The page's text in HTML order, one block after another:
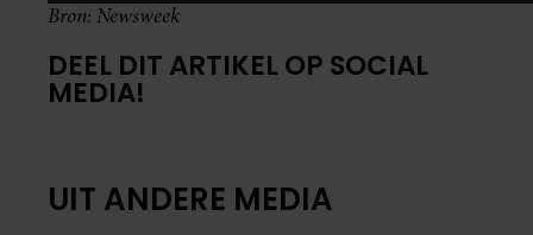
Bron: Newsweek
DEEL DIT ARTIKEL OP SOCIAL
MEDIA!
UIT ANDERE MEDIA